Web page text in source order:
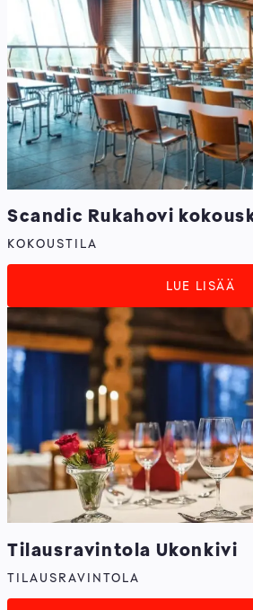
Scandic Rukahovi
KOKOUSTILA
LUE LISÄÄ
Tilausravintola Ukonkivi
TILAUSRAVINTOLA